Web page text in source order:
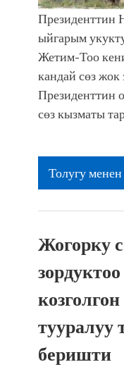
Президенттин
ыйгарым
Жетим-Тоо
кандай сөз
Президенттин
сөз кызматы
Толугу менен
Жогорку
тууралуу
беришти